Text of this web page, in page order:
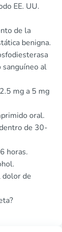
EE. UU.
de la
benigna.
al
mg a 5 mg
oral.
de 30-
horas.
dolor de